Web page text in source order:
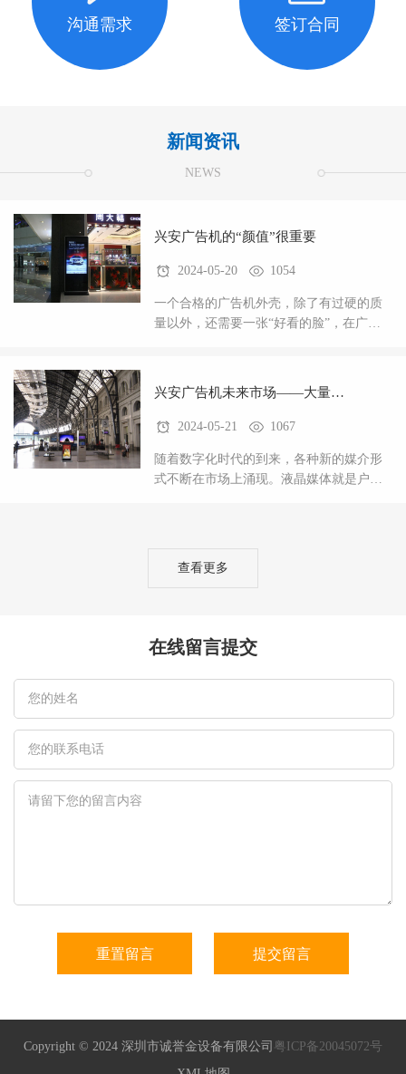
沟通需求 签订合同
新闻资讯
NEWS
兴安广告机的“颜值”很重要
2024-05-20 1054
一个合格的广告机外壳，除了有过硬的质
量以外，还需要一张“好看的脸”，在广告
挑剔问题。好的
兴安广告机未来市场——大量需
求好的外壳
2024-05-21 1067
随着数字化时代的到来，各种新的媒介形
式不断在市场上涌现。液晶媒体就是户外
查看更多
在线留言提交
Copyright © 2024 深圳市诚誉金设备有限公司 粤ICP备20045072号